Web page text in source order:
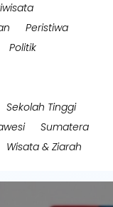
Peristiwa
Politik
Sekolah Tinggi
Sumatera
Wisata & Ziarah